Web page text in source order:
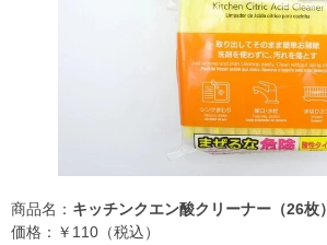
商品名： キッチンクエン酸クリーナー（26枚）
価格：￥110（税込）